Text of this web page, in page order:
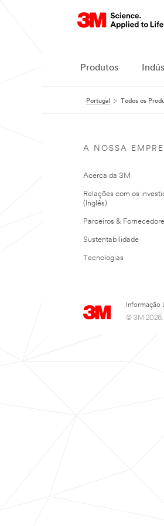
Produtos
Portugal Todos os
A NOSSA
Acerca da 3M
Relações com os
(Inglês)
Parceiros &
Sustentabilidade
Tecnologias
Informação
© 3M 2026.